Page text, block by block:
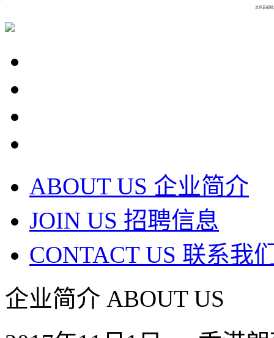
北京首都
ABOUT US 企业简介
JOIN US 招聘信息
CONTACT US 联系我
企业简介 ABOUT US